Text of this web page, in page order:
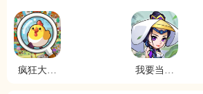
疯狂大寻
我要当掌